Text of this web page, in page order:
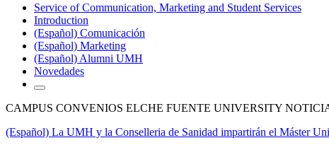
Service of Communication, Marketing and Student Services
Introduction
(Español) Comunicación
(Español) Marketing
(Español) Alumni UMH
Novedades
CAMPUS CONVENIOS ELCHE FUENTE UNIVERSITY
(Español) La UMH y la Conselleria de Sanidad impartirán el Máster